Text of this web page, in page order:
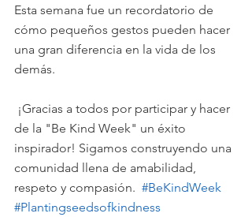
Esta semana fue un recordatorio de
cómo pequeños gestos pueden hacer
una gran diferencia en la vida de los
demás.
de la "Be Kind Week" un éxito
inspirador! Sigamos construyendo una
comunidad llena de amabilidad,
respeto y compasión. #BeKindWeek
#Plantingseedsofkindness